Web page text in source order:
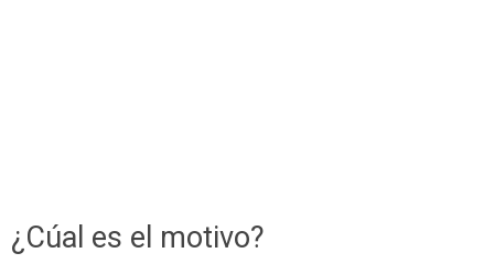
¿Cúal es el motivo?